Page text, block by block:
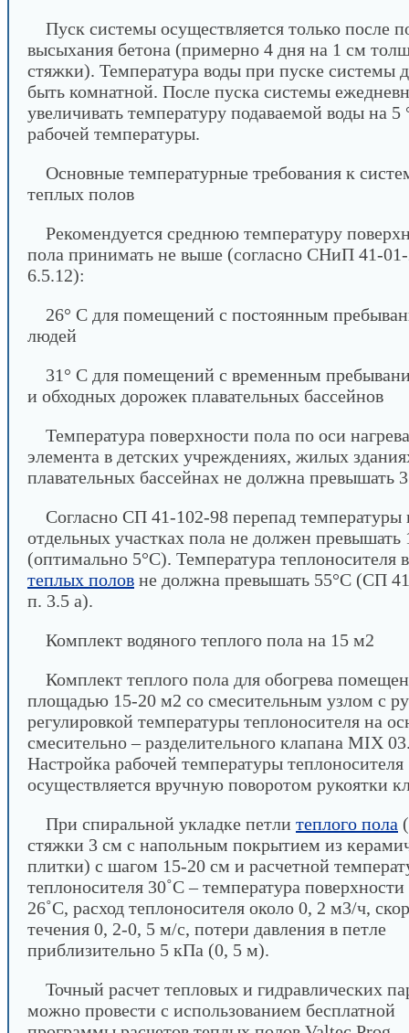
Пуск системы осуществляется только после
высыхания бетона (примерно 4 дня на 1 см
стяжки). Температура воды при пуске системы
быть комнатной. После пуска системы
увеличивать температуру подаваемой воды на 5
рабочей температуры.
Основные температурные требования к
теплых полов
Рекомендуется среднюю температуру
пола принимать не выше (согласно СНиП 41-
6.5.12):
26° С для помещений с постоянным
людей
31° С для помещений с временным
и обходных дорожек плавательных бассейнов
Температура поверхности пола по оси
элемента в детских учреждениях, жилых
плавательных бассейнах не должна превышать
Согласно СП 41-102-98 перепад температуры
отдельных участках пола не должен превышать
(оптимально 5°С). Температура теплоносителя
теплых полов не должна превышать 55°С (СП
п. 3.5 а).
Комплект водяного теплого пола на 15 м2
Комплект теплого пола для обогрева
площадью 15-20 м2 со смесительным узлом с
регулировкой температуры теплоносителя на
смесительно – разделительного клапана MIX
Настройка рабочей температуры теплоносителя
осуществляется вручную поворотом рукоятки
При спиральной укладке петли теплого пола
стяжки 3 см с напольным покрытием из
плитки) с шагом 15-20 см и расчетной
теплоносителя 30˚С – температура
26˚С, расход теплоносителя около 0, 2 м3/ч,
течения 0, 2-0, 5 м/с, потери давления в петле
приблизительно 5 кПа (0, 5 м).
Точный расчет тепловых и гидравлических
можно провести с использованием бесплатной